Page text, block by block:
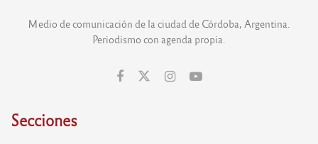
Medio de comunicación de la ciudad de Córdoba, Argentina.
Periodismo con agenda propia.
Secciones